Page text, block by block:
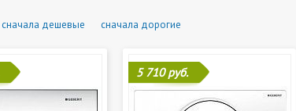
сначала дешевые сначала дорогие
5 710 руб.